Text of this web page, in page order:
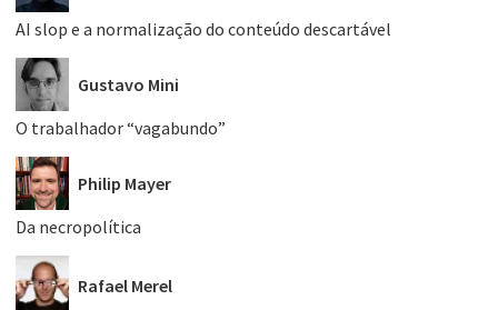
AI slop e a normalização do conteúdo descartável
Gustavo Mini
O trabalhador “vagabundo”
Philip Mayer
Da necropolítica
Rafael Merel